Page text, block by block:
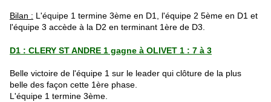
Bilan : L'équipe 1 termine 3ème en D1, l'équipe 2 5ème en D1 et
l'équipe 3 accède à la D2 en terminant 1ère de D3.
D1 : CLERY ST ANDRE 1 gagne à OLIVET 1 : 7 à 3
Belle victoire de l'équipe 1 sur le leader qui clôture de la plus
belle des façon cette 1ère phase.
L'équipe 1 termine 3ème.